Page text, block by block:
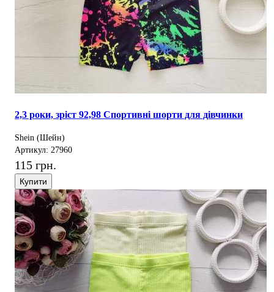
2,3 роки, зріст 92,98 Спортивні шорти для дівчинки
Shein (Шейн)
Артикул: 27960
115 грн.
Купити